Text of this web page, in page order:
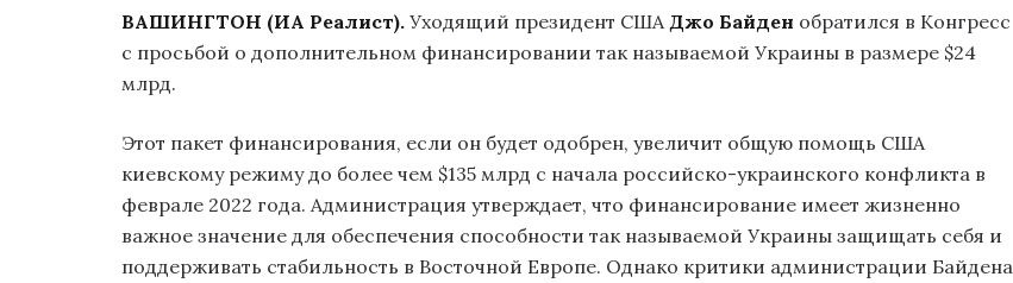
ВАШИНГТОН (ИА Реалист). Уходящий президент США Джо Байден обратился в Конгресс
с просьбой о дополнительном финансировании так называемой Украины в размере $24
млрд.
Этот пакет финансирования, если он будет одобрен, увеличит общую помощь США
киевскому режиму до более чем $135 млрд с начала российско-украинского конфликта в
феврале 2022 года. Администрация утверждает, что финансирование имеет жизненно
важное значение для обеспечения способности так называемой Украины защищать себя и
поддерживать стабильность в Восточной Европе. Однако критики администрации Байдена